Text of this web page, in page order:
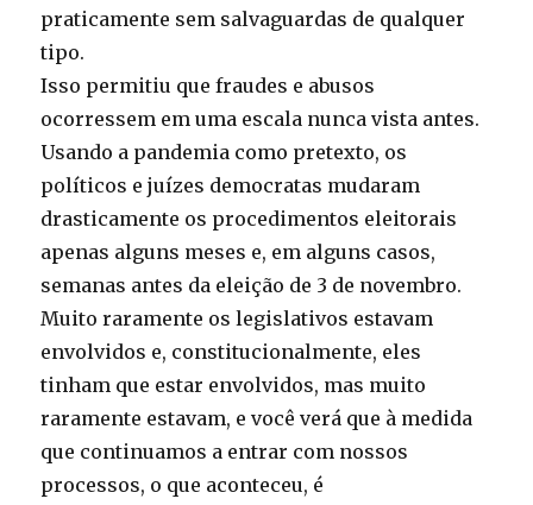
praticamente sem salvaguardas de qualquer
tipo.
Isso permitiu que fraudes e abusos
ocorressem em uma escala nunca vista antes.
Usando a pandemia como pretexto, os
políticos e juízes democratas mudaram
drasticamente os procedimentos eleitorais
apenas alguns meses e, em alguns casos,
semanas antes da eleição de 3 de novembro.
Muito raramente os legislativos estavam
envolvidos e, constitucionalmente, eles
tinham que estar envolvidos, mas muito
raramente estavam, e você verá que à medida
que continuamos a entrar com nossos
processos, o que aconteceu, é